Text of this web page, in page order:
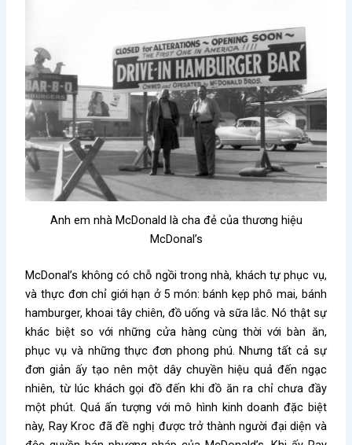
Anh em nhà McDonald là cha đẻ của thương hiệu
McDonal’s
McDonal’s không có chỗ ngồi trong nhà, khách tự phục vụ,
và thực đơn chỉ giới hạn ở 5 món: bánh kẹp phô mai, bánh
hamburger, khoai tây chiên, đồ uống và sữa lắc. Nó thật sự
khác biệt so với những cửa hàng cùng thời với bàn ăn,
phục vụ và những thực đơn phong phú. Nhưng tất cả sự
đơn giản ấy tạo nên một dây chuyền hiệu quả đến ngạc
nhiên, từ lúc khách gọi đồ đến khi đồ ăn ra chỉ chưa đầy
một phút. Quá ấn tượng với mô hình kinh doanh đặc biệt
này, Ray Kroc đã đề nghị được trở thành người đại diện và